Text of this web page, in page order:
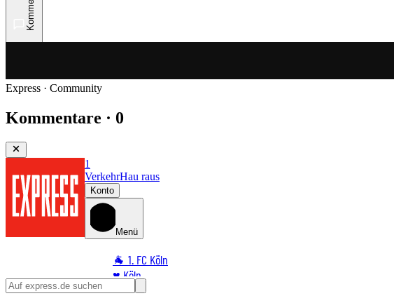
Express · Community
Kommentare · 0
1
VerkehrHau raus
Konto
Menü
🐐 1. FC Köln
♥️ Köln
⭐ Promi